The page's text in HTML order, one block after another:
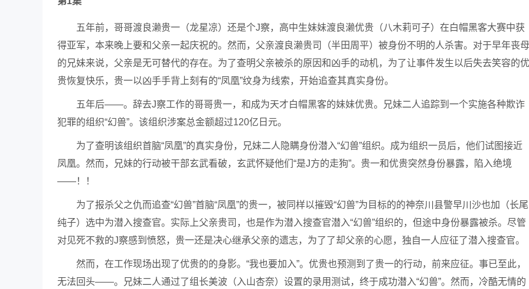
五年前，哥哥渡良濑贵一（龙星凉）还是个J察，高中生妹妹渡良濑优贵（八木莉可子）在白帽黑客大赛中获
得亚军，本来晚上要和父亲一起庆祝的。然而，父亲渡良濑贵司（半田周平）被身份不明的人杀害。对于早年丧母
的兄妹来说，父亲是无可替代的存在。为了查明父亲被杀的原因和凶手的动机，为了让事件发生以后失去笑容的优
贵恢复快乐，贵一以凶手手背上刻有的“凤凰”纹身为线索，开始追查其真实身份。
五年后——。辞去J察工作的哥哥贵一，和成为天才白帽黑客的妹妹优贵。兄妹二人追踪到一个实施各种欺诈
犯罪的组织“幻兽”。该组织涉案总金额超过120亿日元。
为了查明该组织首脑“凤凰”的真实身份，兄妹二人隐瞒身份潜入“幻兽”组织。成为组织一员后，他们试图接近
凤凰。然而，兄妹的行动被干部玄武看破，玄武怀疑他们“是J方的走狗”。贵一和优贵突然身份暴露，陷入绝境
——！！
为了报杀父之仇而追查“幻兽”首脑“凤凰”的贵一，被同样以摧毁“幻兽”为目标的的神奈川县警早川沙也加（长尾
纯子）选中为潜入搜查官。实际上父亲贵司，也是作为潜入搜查官潜入“幻兽”组织的，但途中身份暴露被杀。尽管
对见死不救的J察感到愤怒，贵一还是决心继承父亲的遗志，为了了却父亲的心愿，独自一人应征了潜入搜查官。
然而，在工作现场出现了优贵的的身影。“我也要加入”。优贵也预测到了贵一的行动，前来应征。事已至此，
无法回头——。兄妹二人通过了组长美波（入山杏奈）设置的录用测试，终于成功潜入“幻兽”。然而，冷酷无情的